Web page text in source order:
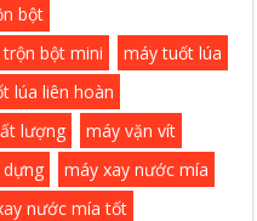
bột
bột mini
máy tuốt lúa
lúa liên hoàn
lượng
máy vặn vít
dựng
máy xay nước mía
nước mía tốt